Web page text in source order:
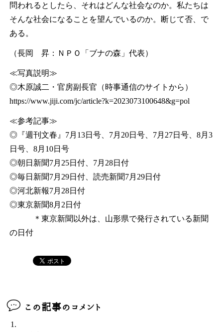
問われるとしたら、それはどんな社会なのか。私たちは
そんな社会になることを望んでいるのか。断じて否、で
ある。
（長岡 昇：ＮＰＯ「ブナの森」代表）
≪写真説明≫
◎木原誠二・官房副長官（時事通信のサイトから）
https://www.jiji.com/jc/article?k=2023073100648&g=pol
≪参考記事≫
◎『週刊文春』7月13日号、7月20日号、7月27日号、8月3
日号、8月10日号
◎朝日新聞7月25日付、7月28日付
◎毎日新聞7月29日付、読売新聞7月29日付
◎河北新報7月28日付
◎東京新聞8月2日付
＊東京新聞以外は、山形県で発行されている新聞
の日付
この記事のコメント